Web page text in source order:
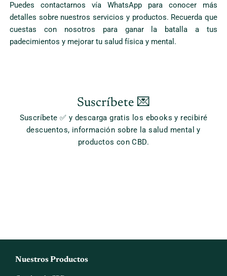
Puedes contactarnos vía WhatsApp para conocer más
detalles sobre nuestros servicios y productos. Recuerda que
cuestas con nosotros para ganar la batalla a tus
padecimientos y mejorar tu salud física y mental.
Suscríbete 💌
Suscríbete ✅ y descarga gratis los ebooks y recibiré
descuentos, información sobre la salud mental y
productos con CBD.
Nuestros Productos